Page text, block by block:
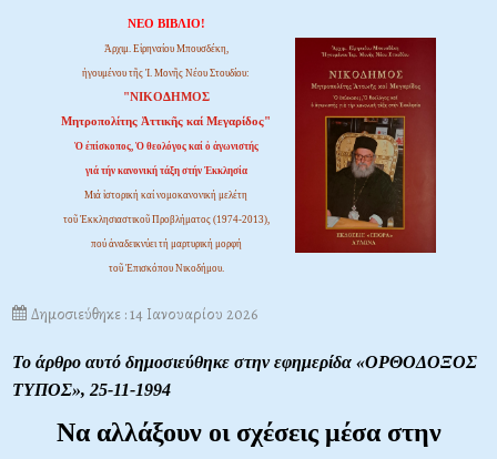
ΝΕΟ ΒΙΒΛΙΟ!
Ἀρχιμ. Εἰρηναίου Μπουσδέκη,
ἡγουμένου τῆς Ἱ. Μονῆς Νέου Στουδίου:
"ΝΙΚΟΔΗΜΟΣ
Μητροπολίτης Ἀττικῆς καί Μεγαρίδος"
Ὁ ἐπίσκοπος, Ὁ θεολόγος καί ὁ ἀγωνιστής
γιά τήν κανονική τάξη στήν Ἐκκλησία
Μιά ἱστορική καί νομοκανονική μελέτη
τοῦ Ἐκκλησιαστικοῦ Προβλήματος (1974-2013),
πού ἀναδεικνύει τή μαρτυρική μορφή
τοῦ Ἐπισκόπου Νικοδήμου.
Δημοσιεύθηκε : 14 Ιανουαρίου 2026
Το άρθρο αυτό δημοσιεύθηκε στην εφημερίδα «ΟΡΘΟΔΟΞΟΣ
ΤΥΠΟΣ»,25-11-1994
Να αλλάξουν οι σχέσεις μέσα στην